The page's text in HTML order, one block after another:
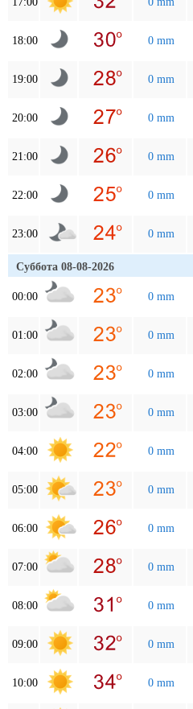
18:00 0 mm
19:00 0 mm
20:00 0 mm
21:00 0 mm
22:00 0 mm
23:00 0 mm
Суббота 08-08-2026
00:00 0 mm
01:00 0 mm
02:00 0 mm
03:00 0 mm
04:00 0 mm
05:00 0 mm
06:00 0 mm
07:00 0 mm
08:00 0 mm
09:00 0 mm
10:00 0 mm